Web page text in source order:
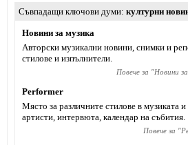
Съвпадащи ключови думи културни
Новини за музика
Авторски музикални новини, снимки и
стилове и изпълнители.
Повече за "Новини
Performer
Място за различните стилове в музиката
артисти, интервюта, календар на събития.
Повече за "